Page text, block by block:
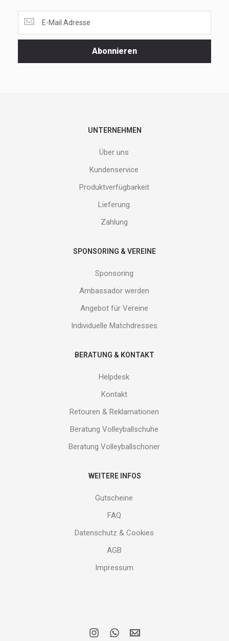
dir
unsere
Abonnieren
UNTERNEHMEN
Über uns
Kundenservice
Produktverfügbarkeit
Lieferung
Zahlung
SPONSORING & VEREINE
Sponsoring
Ambassador werden
Angebot für Vereine
Individuelle Matchdresses
BERATUNG & KONTAKT
Helpdesk
Kontakt
Retouren & Reklamationen
Beratung Volleyballschuhe
Beratung Volleyballschoner
WEITERE INFOS
Gutscheine
FAQ
Datenschutz & Cookies
AGB
Impressum
i w
E